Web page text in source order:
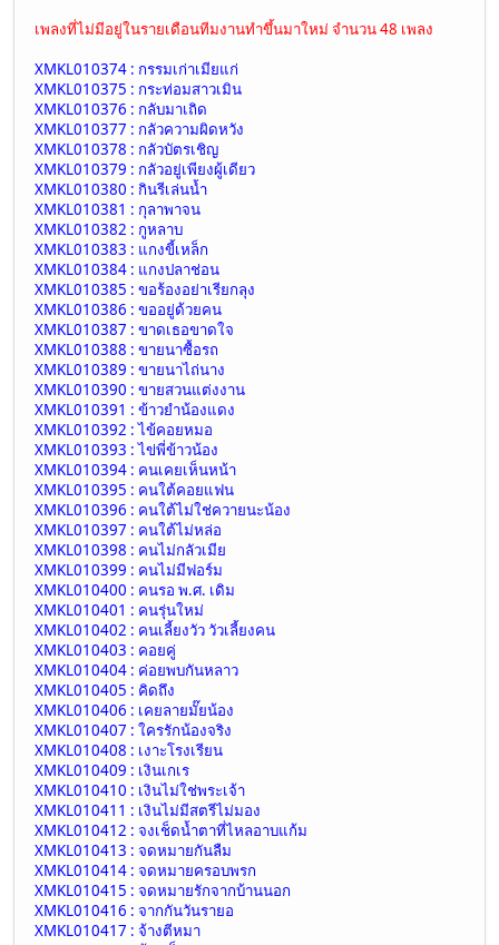
เพลงที่ไม่มีอยู่ในรายเดือนทีมงานทำขึ้นมาใหม่ จำนวน 48 เพลง
XMKL010374 : กรรมเก่าเมียแก่
XMKL010375 : กระท่อมสาวเมิน
XMKL010376 : กลับมาเถิด
XMKL010377 : กลัวความผิดหวัง
XMKL010378 : กลัวบัตรเชิญ
XMKL010379 : กลัวอยู่เพียงผู้เดียว
XMKL010380 : กินรีเล่นน้ำ
XMKL010381 : กุลาพาจน
XMKL010382 : กูหลาบ
XMKL010383 : แกงขี้เหล็ก
XMKL010384 : แกงปลาช่อน
XMKL010385 : ขอร้องอย่าเรียกลุง
XMKL010386 : ขออยู่ด้วยคน
XMKL010387 : ขาดเธอขาดใจ
XMKL010388 : ขายนาซื้อรถ
XMKL010389 : ขายนาไถ่นาง
XMKL010390 : ขายสวนแต่งงาน
XMKL010391 : ข้าวยำน้องแดง
XMKL010392 : ไข้คอยหมอ
XMKL010393 : ไข่พี่ข้าวน้อง
XMKL010394 : คนเคยเห็นหน้า
XMKL010395 : คนใต้คอยแฟน
XMKL010396 : คนใต้ไม่ใช่ควายนะน้อง
XMKL010397 : คนใต้ไม่หล่อ
XMKL010398 : คนไม่กลัวเมีย
XMKL010399 : คนไม่มีฟอร์ม
XMKL010400 : คนรอ พ.ศ. เดิม
XMKL010401 : คนรุ่นใหม่
XMKL010402 : คนเลี้ยงวัว วัวเลี้ยงคน
XMKL010403 : คอยคู่
XMKL010404 : ค่อยพบกันหลาว
XMKL010405 : คิดถึง
XMKL010406 : เคยลายมั๊ยน้อง
XMKL010407 : ใครรักน้องจริง
XMKL010408 : เงาะโรงเรียน
XMKL010409 : เงินเกเร
XMKL010410 : เงินไม่ใช่พระเจ้า
XMKL010411 : เงินไม่มีสตรีไม่มอง
XMKL010412 : จงเช็ดน้ำตาที่ไหลอาบแก้ม
XMKL010413 : จดหมายกันลืม
XMKL010414 : จดหมายครอบพรก
XMKL010415 : จดหมายรักจากบ้านนอก
XMKL010416 : จากกันวันรายอ
XMKL010417 : จ้างตีหมา